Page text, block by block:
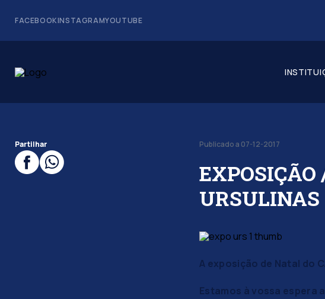
FACEBOOKINSTAGRAMYOUTUBE
Partilhar Publicado a 07-12-2017
URSULINAS
A exposição de Natal do
Estamos à vossa espera